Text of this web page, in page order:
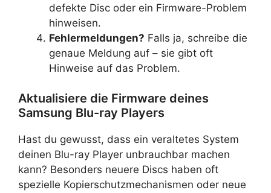
defekte Disc oder ein Firmware-Problem
hinweisen.
Fehlermeldungen? Falls ja, schreibe die
genaue Meldung auf – sie gibt oft
Hinweise auf das Problem.
Aktualisiere die Firmware deines
Samsung Blu-ray Players
Hast du gewusst, dass ein veraltetes System
deinen Blu-ray Player unbrauchbar machen
kann? Besonders neuere Discs haben oft
spezielle Kopierschutzmechanismen oder neue